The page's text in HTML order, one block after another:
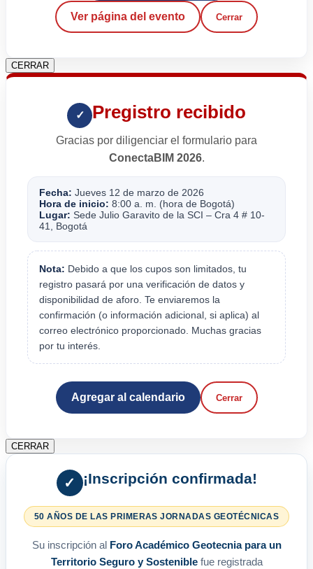
Ver página del evento Cerrar
CERRAR
✓ Pregistro recibido
Gracias por diligenciar el formulario para
ConectaBIM 2026.
Fecha: Jueves 12 de marzo de 2026
Hora de inicio: 8:00 a. m. (hora de Bogotá)
Lugar: Sede Julio Garavito de la SCI – Cra 4 # 10-
41, Bogotá
Nota: Debido a que los cupos son limitados, tu
registro pasará por una verificación de datos y
disponibilidad de aforo. Te enviaremos la
confirmación (o información adicional, si aplica) al
correo electrónico proporcionado. Muchas gracias
por tu interés.
Agregar al calendario Cerrar
CERRAR
✓ ¡Inscripción confirmada!
50 AÑOS DE LAS PRIMERAS JORNADAS GEOTÉCNICAS
Su inscripción al Foro Académico Geotecnia para un
Territorio Seguro y Sosteniblefue registrada